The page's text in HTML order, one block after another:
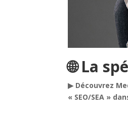
🌐 La
▶ Découvrez
« SEO/SEA »